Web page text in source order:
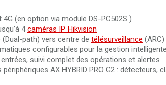
prolongateur
Antenne externe
Hikvision DS-PT061
Expanseur de
(en option via module DS-PC502S )
4caméras IP Hikvision
path) vers centre de télésurveillance (ARC)
configurables pour la gestion
suivi complet des opérations et alertes
AX HYBRID PRO G2 : détecteurs,